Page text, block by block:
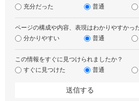
充分だった
普通
ページの構成や内容、表現はわかりやすかっ
分かりやすい
普通
この情報をすぐに見つけられましたか？
すぐに見つけた
普通